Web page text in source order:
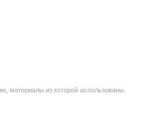
материалы из которой использованы.